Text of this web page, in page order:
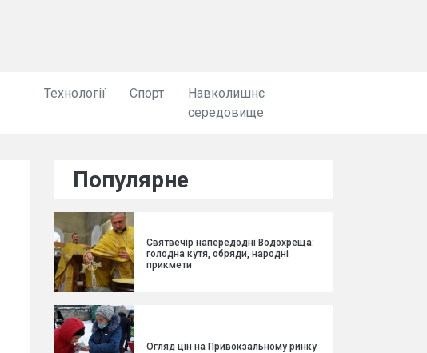
Технології Спорт
Навколишнє
середовище
Популярне
Святвечір напередодні Водохреща:
голодна кутя, обряди, народні
прикмети
Огляд цін на Привокзальному ринку